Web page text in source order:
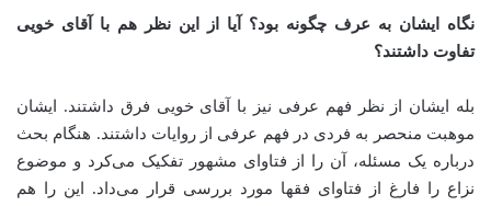
نگاه ایشان به عرف چگونه بود؟ آیا از این نظر هم با آقای خویی
تفاوت داشتند؟
بله ایشان از نظر فهم عرفی نیز با آقای خویی فرق داشتند. ایشان
موهبت منحصر به فردی در فهم عرفی از روایات داشتند. هنگام بحث
درباره یک مسئله، آن را از فتاوای مشهور تفکیک می‌کرد و موضوع
نزاع را فارغ از فتاوای فقها مورد بررسی قرار می‌داد. این را هم